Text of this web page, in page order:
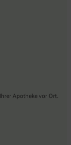
Apotheke vor Ort.